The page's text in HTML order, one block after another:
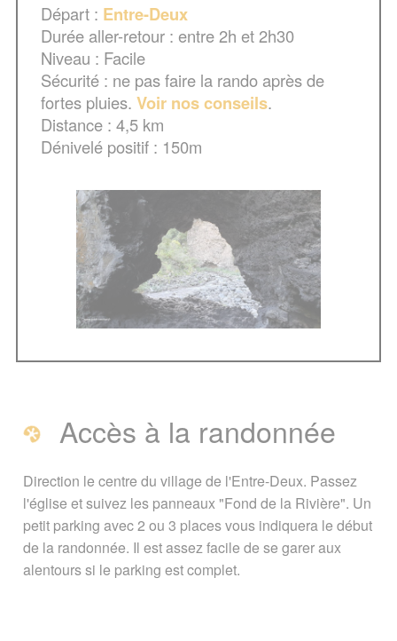
La randonnée vers l'arche naturelle
depuis l'Entre-Deux
La rando en photos
Poursuivre avec ...
Page créée le 17 juin 2023. Dernière
mise à jour le 07 avril 2024
Vous êtes ici :Accueil/Guide Tourisme/
naturelle de l'Entre-Deux
amélioration
Départ : Entre-Deux
Durée aller-retour : entre 2h et 2h30
Niveau : Facile
Sécurité : ne pas faire la rando après de
fortes pluies.Voir nos conseils.
Distance : 4,5 km
Dénivelé positif : 150m
Accès à la randonnée
Direction le centre du village de l'Entre-Deux. Passez
l'église et suivez les panneaux "Fond de la Rivière". Un
petit parking avec 2 ou 3 places vous indiquera le début
de la randonnée. Il est assez facile de se garer aux
alentours si le parking est complet.